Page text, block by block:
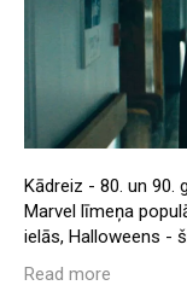
Kādreiz - 80. un
Marvel līmeņa
ielās, Halloweens -
Read more